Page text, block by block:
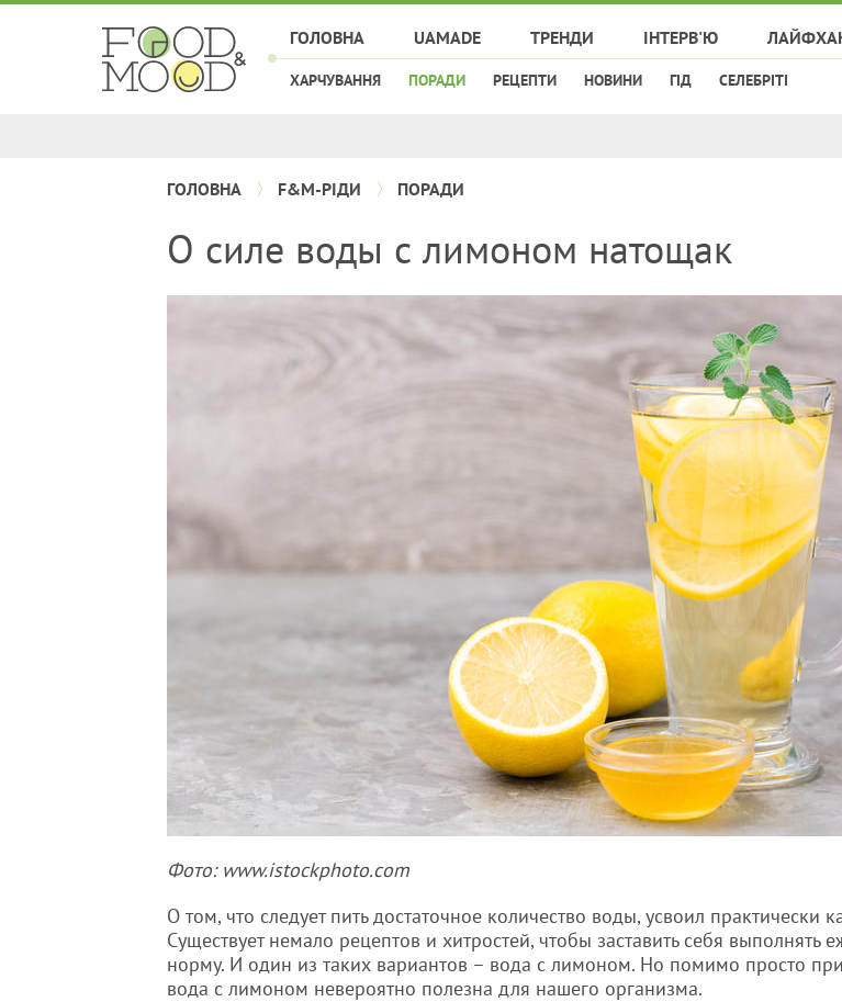
ГОЛОВНА UAMADE ТРЕНДИ ІНТЕРВ'Ю
ХАРЧУВАННЯ ПОРАДИ РЕЦЕПТИ НОВИНИ ГІД СЕЛЕБРІТІ
ГОЛОВНА F&M-РІДИ ПОРАДИ
О силе воды с лимоном натощак
Фото: www.istockphoto.com
О том, что следует пить достаточное количество воды, усвоил практически
Существует немало рецептов и хитростей, чтобы заставить себя выполнять
норму. И один из таких вариантов – вода с лимоном. Но помимо просто
вода с лимоном невероятно полезна для нашего организма.